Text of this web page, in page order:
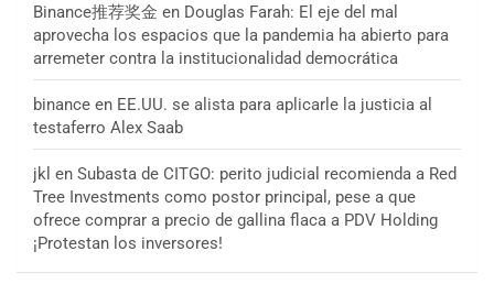
Binance推荐奖金 en Douglas Farah: El eje del mal
aprovecha los espacios que la pandemia ha abierto para
arremeter contra la institucionalidad democrática
binance en EE.UU. se alista para aplicarle la justicia al
testaferro Alex Saab
jkl en Subasta de CITGO: perito judicial recomienda a Red
Tree Investments como postor principal, pese a que
ofrece comprar a precio de gallina flaca a PDV Holding
¡Protestan los inversores!